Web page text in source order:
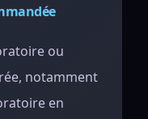
ou
notamment
en